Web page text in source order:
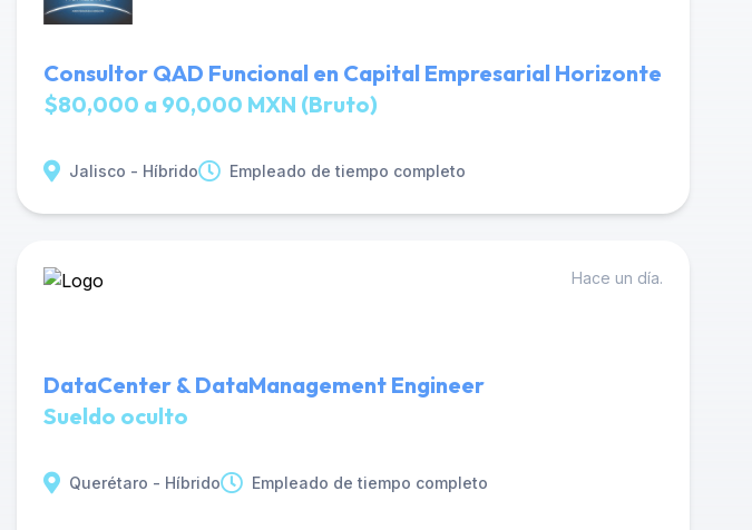
Consultor QAD Funcional en Capital Empresarial Horizonte
$80,000 a 90,000 MXN (Bruto)
Jalisco - Híbrido Empleado de tiempo completo
Hace un día.
DataCenter & DataManagement Engineer
Sueldo oculto
Querétaro - Híbrido Empleado de tiempo completo